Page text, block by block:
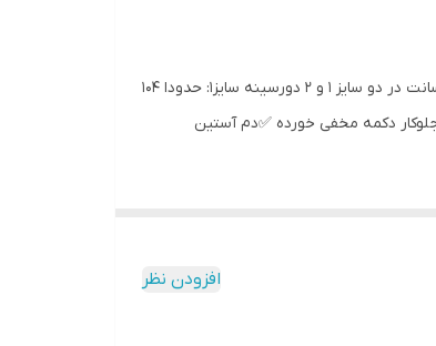
🌾 مانتو گلدوزی مدل گلبهار 🌾 جنس:مازراتی ۳۸۰گرم اعلا وبدون پرزدهی رنگ: تک رنگ مشکی با گلدوزی آستین‌ها قدکار حدودا ۱۱۳، آستین ۶۰ سانت در دو سایز ۱ و ۲ دورسینه سایز۱: حدودا ۱۰۴
خورده ✅سجاف لایی کاری شده ✅جلوکار دکمه مخفی خورده ✅دم آستین
افزودن نظر